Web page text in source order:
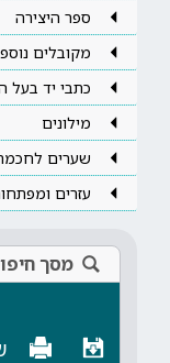
ספר היצירה
מקובלים
כתבי יד בעל
מילונים
שערים
עזרים
מסך